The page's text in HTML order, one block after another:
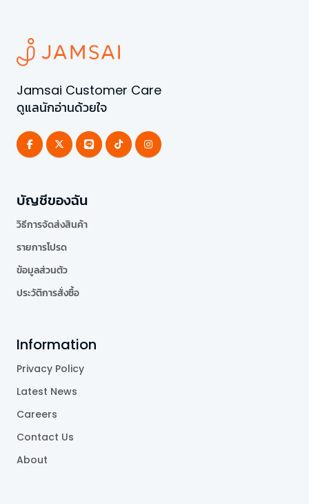
Jamsai Customer Care
ดูแลนักอ่านด้วยใจ
บัญชีของฉัน
วิธีการจัดส่งสินค้า
รายการโปรด
ข้อมูลส่วนตัว
ประวัติการสั่งซื้อ
Information
Privacy Policy
Latest News
Careers
Contact Us
About